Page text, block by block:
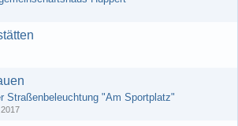
Straßenbeleuchtung "Am Sportplatz"